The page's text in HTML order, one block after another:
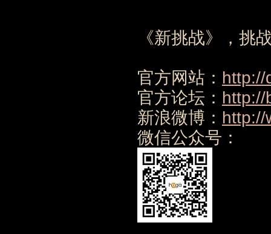
《新挑战》，挑
官方网站： http://
官方论坛： http://
新浪微博： http://
微信公众号：